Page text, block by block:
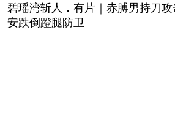
碧瑶湾斩人．有片｜赤膊男持
安跌倒蹬腿防卫